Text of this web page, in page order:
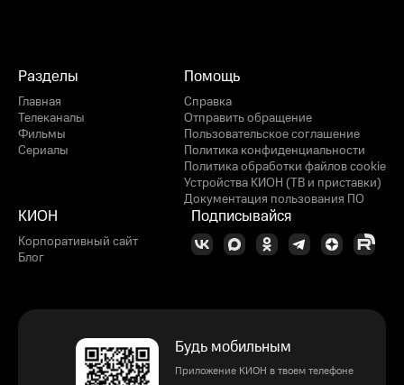
Разделы
Главная
Телеканалы
Фильмы
Сериалы
Помощь
Справка
Отправить обращение
Пользовательское соглашение
Политика конфиденциальности
Политика обработки файлов cookie
Устройства КИОН (ТВ и приставки)
Документация пользования ПО
КИОН
Корпоративный сайт
Блог
Подписывайся
Будь мобильным
Приложение КИОН в твоем телефоне